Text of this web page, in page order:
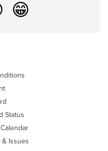
😁
Status
Issues